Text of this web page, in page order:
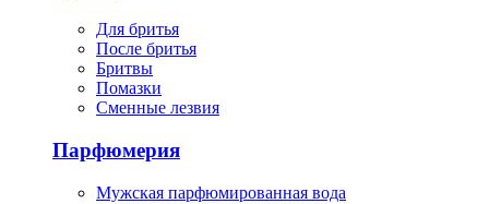
Для бритья
После бритья
Бритвы
Помазки
Сменные лезвия
Парфюмерия
Мужская парфюмированная вода